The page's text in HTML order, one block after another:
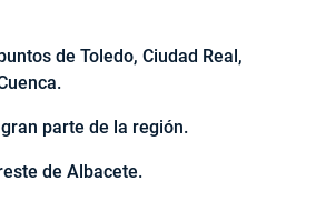
de Toledo, Ciudad Real,
parte de la región.
de Albacete.